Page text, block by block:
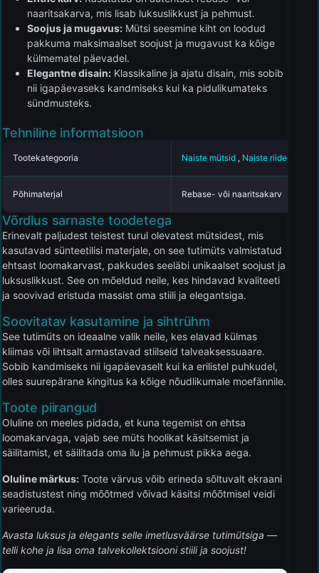
naaritsakarva, mis lisab luksuslikkust ja pehmust.
Soojus ja mugavus: Mütsi seesmine kiht on loodud
pakkuma maksimaalset soojust ja mugavust ka kõige
külmematel päevadel.
Elegantne disain: Klassikaline ja ajatu disain, mis sobib
nii igapäevaseks kandmiseks kui ka pidulikumateks
sündmusteks.
Tehniline informatsioon
Tootekategooria Naiste mütsid , Naiste riided
Põhimaterjal Rebase- või naaritsakarv
Võrdlus sarnaste toodetega
Erinevalt paljudest teistest turul olevatest mütsidest, mis
kasutavad sünteetilisi materjale, on see tutimüts valmistatud
ehtsast loomakarvast, pakkudes seeläbi unikaalset soojust ja
luksuslikkust. See on mõeldud neile, kes hindavad kvaliteeti
ja soovivad eristuda massist oma stiili ja elegantsiga.
Soovitatav kasutamine ja sihtrühm
See tutimüts on ideaalne valik neile, kes elavad külmas
kliimas või lihtsalt armastavad stiilseid talveaksessuaare.
Sobib kandmiseks nii igapäevaselt kui ka erilistel puhkudel,
olles suurepärane kingitus ka kõige nõudlikumale moefännile.
Toote piirangud
Oluline on meeles pidada, et kuna tegemist on ehtsa
loomakarvaga, vajab see müts hoolikat käsitsemist ja
säilitamist, et säilitada oma ilu ja pehmust pikka aega.
Oluline märkus: Toote värvus võib erineda sõltuvalt ekraani
seadistustest ning mõõtmed võivad käsitsi mõõtmisel veidi
varieeruda.
Avasta luksus ja elegants selle imetlusväärse tutimütsiga —
telli kohe ja lisa oma talvekollektsiooni stiili ja soojust!